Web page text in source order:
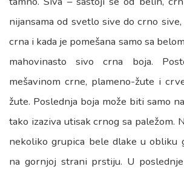
nijansama od svetlo sive do crno
crna i kada je pomešana samo sa
mahovinasto sivo crna boja.
mešavinom crne, plameno-žute i
žute. Poslednja boja može biti samo
tako izaziva utisak crnog sa paležom.
nekoliko grupica bele dlake u obliku
na gornjoj strani prstiju. U